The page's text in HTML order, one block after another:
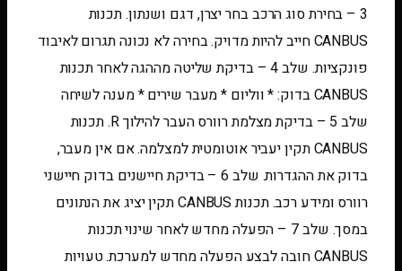
3 – בחירת סוג הרכב בחר יצרן, דגם ושנתון. תכנות
CANBUS חייב להיות מדויק. בחירה לא נכונה תגרום לאיבוד
פונקציות. שלב 4 – בדיקת שליטה מההגה לאחר תכנות
CANBUS בדוק: * ווליום * מעבר שירים * מענה לשיחה
שלב 5 – בדיקת מצלמת רוורס העבר להילוך R. תכנות
CANBUS תקין יעביר אוטומטית למצלמה. אם אין מעבר,
בדוק את ההגדרות. שלב 6 – בדיקת חיישנים בדוק חיישני
רוורס ומידע רכב. תכנות CANBUS תקין יציג את הנתונים
במסך. שלב 7 – הפעלה מחדש לאחר שינוי תכנות
CANBUS חובה לבצע הפעלה מחדש למערכת. טעויות